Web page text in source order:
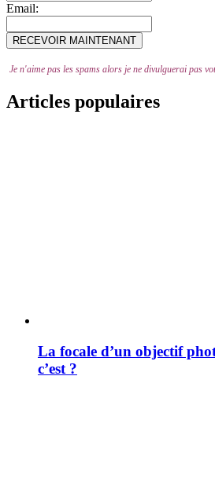
Email:
Je n'aime pas les spams alors je ne divulguerai pas
Articles populaires
La focale d’un objectif
c’est ?